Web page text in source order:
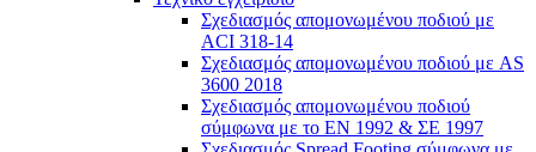
Σχεδιασμός απομονωμένου ποδιού με
ACI 318-14
Σχεδιασμός απομονωμένου ποδιού με AS
3600 2018
Σχεδιασμός απομονωμένου ποδιού
σύμφωνα με το ΕΝ 1992 & ΣΕ 1997